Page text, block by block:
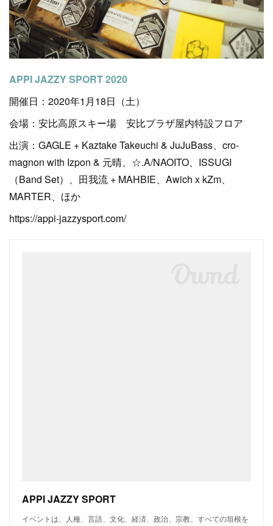
APPI JAZZY SPORT 2020
開催日：2020年1月18日（土）
会場：安比高原スキー場 安比プラザ屋内特設フロア
出演：GAGLE + Kaztake Takeuchi & JuJuBass、cro-
magnon with Izpon & 元晴、☆.A/NAOITO、ISSUGI
（Band Set）、田我流 + MAHBIE、Awich x kZm、
MARTER、ほか
https://appi-jazzysport.com/
APPI JAZZY SPORT
イベントは、人種、言語、文化、経済、政治、宗教、すべての垣根を